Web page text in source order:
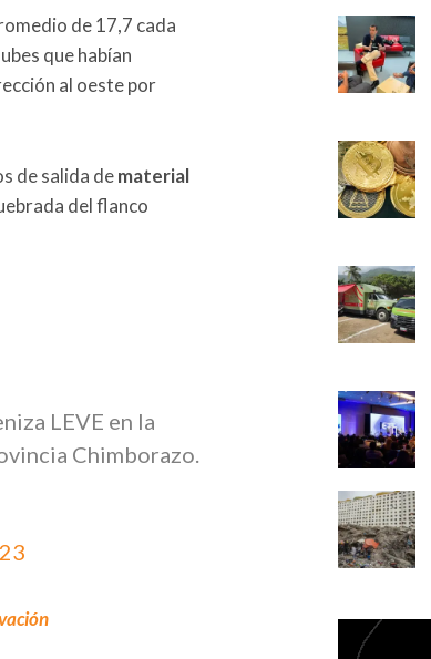
de 17,7 cada
que habían
al oeste por
de salida dematerial
del flanco
LEVE en la
Chimborazo.